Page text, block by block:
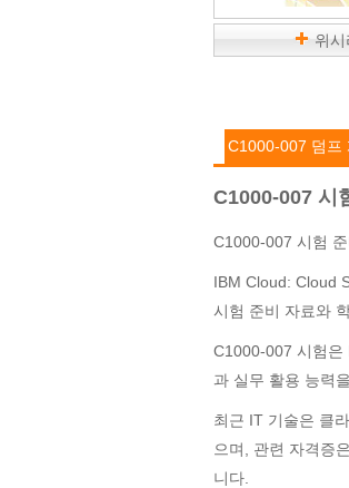
위시
C1000-007 덤프
C1000-007 시
C1000-007 시험
IBM Cloud: Cloud
시험 준비 자료와
C1000-007 시험은
과 실무 활용 능력
최근 IT 기술은 클
으며, 관련 자격증
니다.